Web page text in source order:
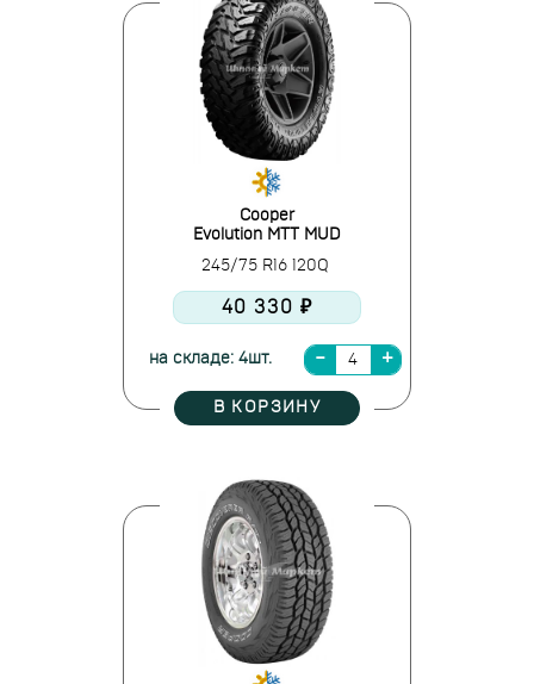
Cooper
Evolution MTT MUD
245/75 R16 120Q
40 330 ₽
на складе: 4шт.
В КОРЗИНУ